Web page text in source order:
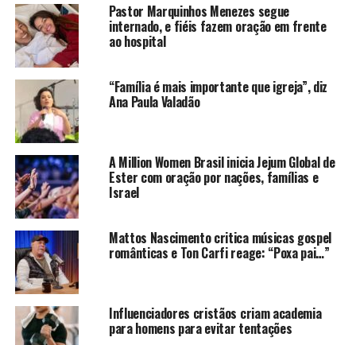
Pastor Marquinhos Menezes segue
internado, e fiéis fazem oração em frente
ao hospital
“Família é mais importante que igreja”, diz
Ana Paula Valadão
A Million Women Brasil inicia Jejum Global de
Ester com oração por nações, famílias e
Israel
Mattos Nascimento critica músicas gospel
românticas e Ton Carfi reage: “Poxa pai…”
Influenciadores cristãos criam academia
para homens para evitar tentações